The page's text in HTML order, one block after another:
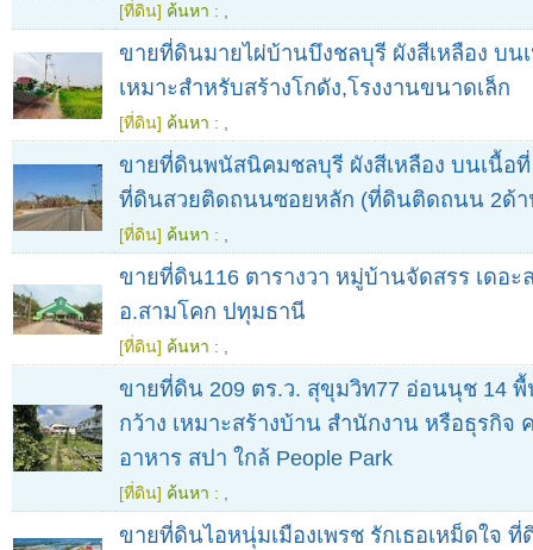
[ที่ดิน] ค้นหา :
ขายที่ดินมายไผ่บ้านบึงชลบุรี ผังสีเหลือง บน
เหมาะสำหรับสร้างโกดัง,โรงงานขนาดเล็ก
[ที่ดิน] ค้นหา :
ขายที่ดินพนัสนิคมชลบุรี ผังสีเหลือง บนเนื้อที่
ที่ดินสวยติดถนนซอยหลัก (ที่ดินติดถนน 2ด้
[ที่ดิน] ค้นหา :
ขายที่ดิน116 ตารางวา หมู่บ้านจัดสรร เดอะ
อ.สามโคก ปทุมธานี
[ที่ดิน] ค้นหา :
ขายที่ดิน 209 ตร.ว. สุขุมวิท77 อ่อนนุช 14
กว้าง เหมาะสร้างบ้าน สำนักงาน หรือธุรกิจ
อาหาร สปา ใกล้ People Park
[ที่ดิน] ค้นหา :
ขายที่ดินไอหนุ่มเมืองเพรช รักเธอเหม็ดใจ